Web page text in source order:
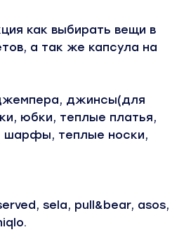
как выбирать вещи в
а так же капсула на
джинсы(для
юбки, теплые платья,
шарфы, теплые носки,
sela, pull&bear, asos,